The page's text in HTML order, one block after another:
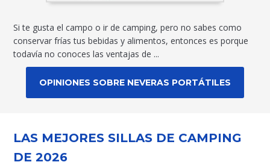
Si te gusta el campo o ir de camping, pero no sabes como
conservar frías tus bebidas y alimentos, entonces es porque
todavía no conoces las ventajas de ...
OPINIONES SOBRE NEVERAS PORTÁTILES
LAS MEJORES SILLAS DE CAMPING
DE 2026